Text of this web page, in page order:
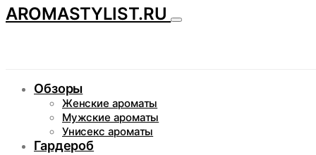
AROMASTYLIST.RU
Обзоры
Женские ароматы
Мужские ароматы
Унисекс ароматы
Гардероб